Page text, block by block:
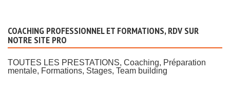
COACHING PROFESSIONNEL ET FORMATIONS, RDV SUR
NOTRE SITE PRO
TOUTES LES PRESTATIONS, Coaching, Préparation
mentale, Formations, Stages, Team building